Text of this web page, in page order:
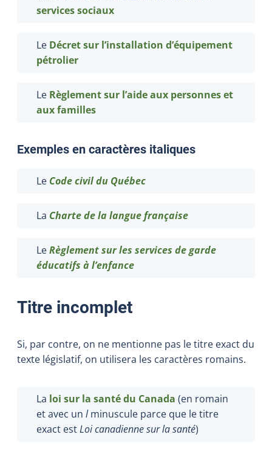
services sociaux
Le Décret sur l’installation d’équipement
pétrolier
Le Règlement sur l’aide aux personnes et
aux familles
Exemples en caractères italiques
Le Code civil du Québec
La Charte de la langue française
LeRèglement sur les services de garde
éducatifs à l’enfance
Titre incomplet
Si, par contre, on ne mentionne pas le titre exact du
texte législatif, on utilisera les caractères romains.
La loi sur la santé du Canada (en romain
et avec un lminuscule parce que le titre
exact estLoi canadienne sur la santé)